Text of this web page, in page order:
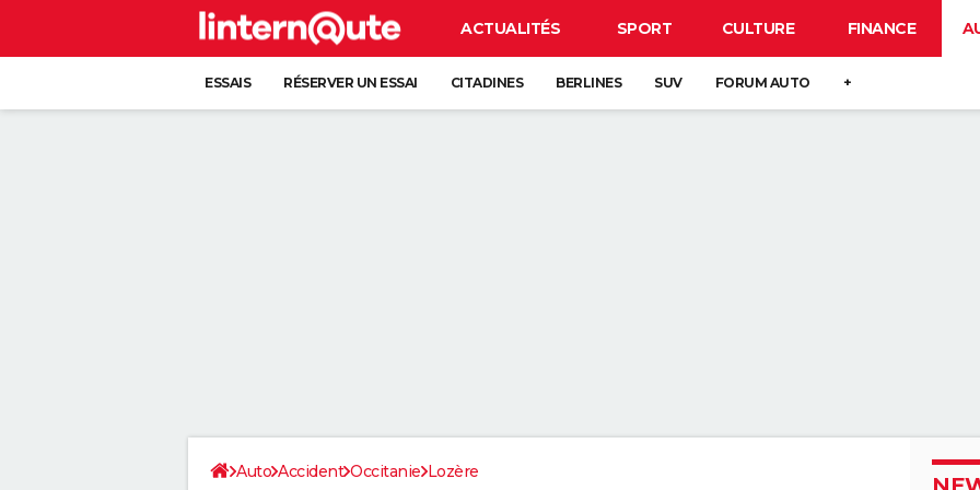
ACTUALITÉS SPORT CULTURE FINANCE
ESSAIS RÉSERVER UN ESSAI CITADINES BERLINES SUV FORUM AUTO +
Auto Accident Occitanie Lozère